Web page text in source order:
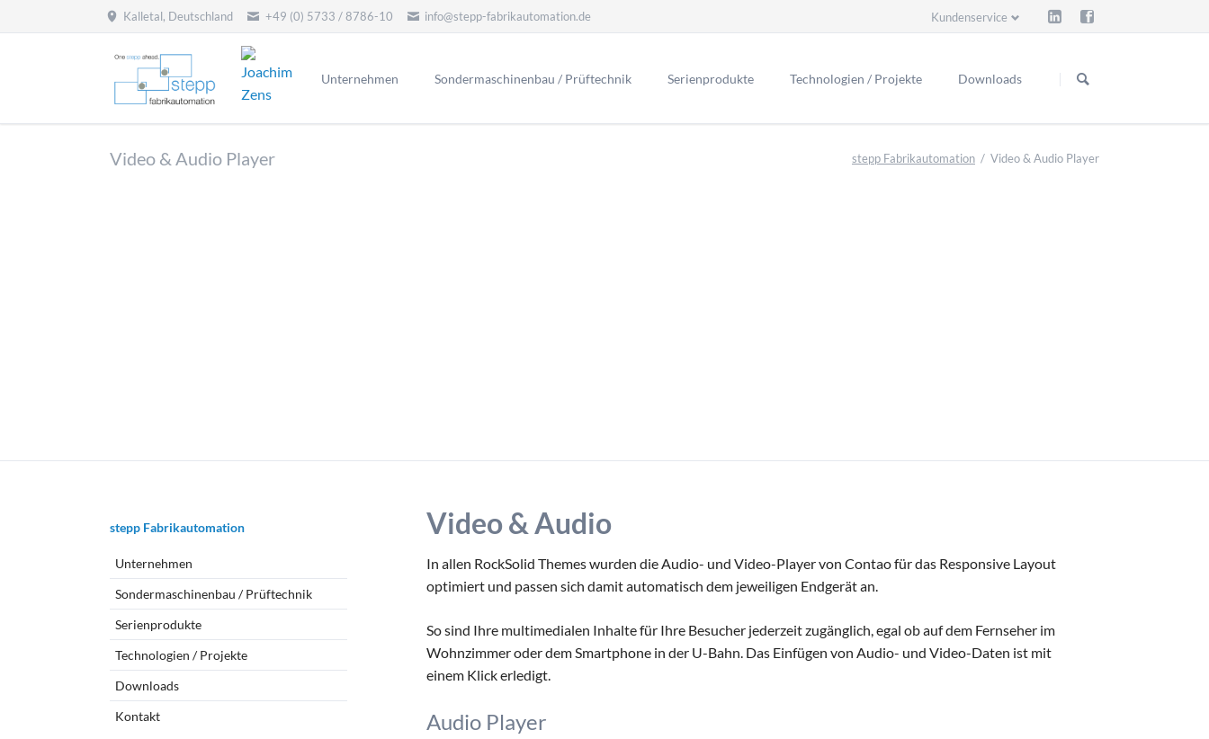
Kalletal, Deutschland +49 (0) 5733 / 8786-10 info@stepp-fabrikautomation.de
Kundenservice
Unternehmen Sondermaschinenbau / Prüftechnik Serienprodukte Technologien / Projekte Downloads
Video & Audio Player stepp Fabrikautomation Video & Audio Player
Video & Audio
In allen RockSolid Themes wurden die Audio- und Video-Player von Contao für das Responsive Layout
optimiert und passen sich damit automatisch dem jeweiligen Endgerät an.
So sind Ihre multimedialen Inhalte für Ihre Besucher jederzeit zugänglich, egal ob auf dem Fernseher im
Wohnzimmer oder dem Smartphone in der U-Bahn. Das Einfügen von Audio- und Video-Daten ist mit
einem Klick erledigt.
Audio Player
Navigation
stepp Fabrikautomation
Unternehmen
Sondermaschinenbau / Prüftechnik
Serienprodukte
Technologien / Projekte
Downloads
Kontakt